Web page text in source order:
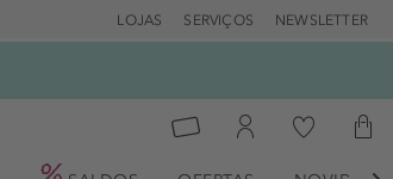
LOJAS SERVIÇOS NEWSLETTER